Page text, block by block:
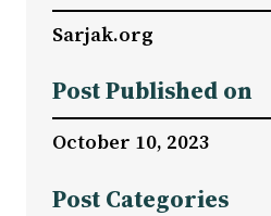
Sarjak.org
Post Published on
October 10, 2023
Post Categories